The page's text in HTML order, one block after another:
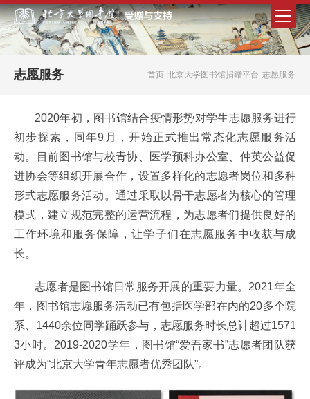
首页 北京大学图书馆捐赠平台 志愿服务
志愿服务
2020年初，图书馆结合疫情形势对学生志愿服务进行
初步探索，同年9月，开始正式推出常态化志愿服务活
动。目前图书馆与校青协、医学预科办公室、仲英公益促
进协会等组织开展合作，设置多样化的志愿者岗位和多种
形式志愿服务活动。通过采取以骨干志愿者为核心的管理
模式，建立规范完整的运营流程，为志愿者们提供良好的
工作环境和服务保障，让学子们在志愿服务中收获与成
长。
志愿者是图书馆日常服务开展的重要力量。2021年全
年，图书馆志愿服务活动已有包括医学部在内的20多个院
系、1440余位同学踊跃参与，志愿服务时长总计超过1571
3小时。2019-2020学年，图书馆“爱吾家书”志愿者团队获
评成为“北京大学青年志愿者优秀团队”。